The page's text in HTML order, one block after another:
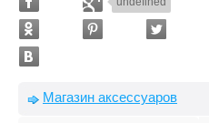
Магазин аксессуаров